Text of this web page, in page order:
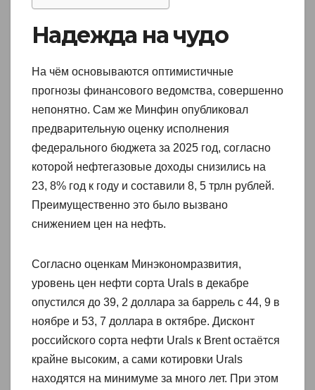
Надежда на чудо
На чём основываются оптимистичные
прогнозы финансового ведомства, совершенно
непонятно. Сам же Минфин опубликовал
предварительную оценку исполнения
федерального бюджета за 2025 год, согласно
которой нефтегазовые доходы снизились на
23, 8% год к году и составили 8, 5 трлн рублей.
Преимущественно это было вызвано
снижением цен на нефть.
Согласно оценкам Минэкономразвития,
уровень цен нефти сорта Urals в декабре
опустился до 39, 2 доллара за баррель с 44, 9 в
ноябре и 53, 7 доллара в октябре. Дисконт
российского сорта нефти Urals к Brent остаётся
крайне высоким, а сами котировки Urals
находятся на минимуме за много лет. При этом